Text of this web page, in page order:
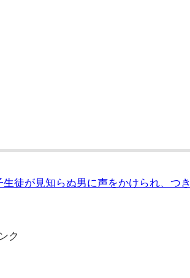
徒が見知らぬ男に声をかけられ、つき
ク